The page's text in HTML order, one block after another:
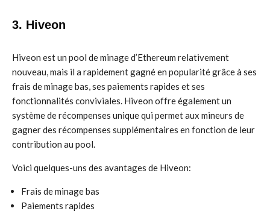
3. Hiveon
Hiveon est un pool de minage d’Ethereum relativement
nouveau, mais il a rapidement gagné en popularité grâce à ses
frais de minage bas, ses paiements rapides et ses
fonctionnalités conviviales. Hiveon offre également un
système de récompenses unique qui permet aux mineurs de
gagner des récompenses supplémentaires en fonction de leur
contribution au pool.
Voici quelques-uns des avantages de Hiveon:
Frais de minage bas
Paiements rapides